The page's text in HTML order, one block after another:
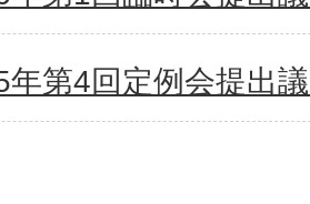
年第4回定例会提出